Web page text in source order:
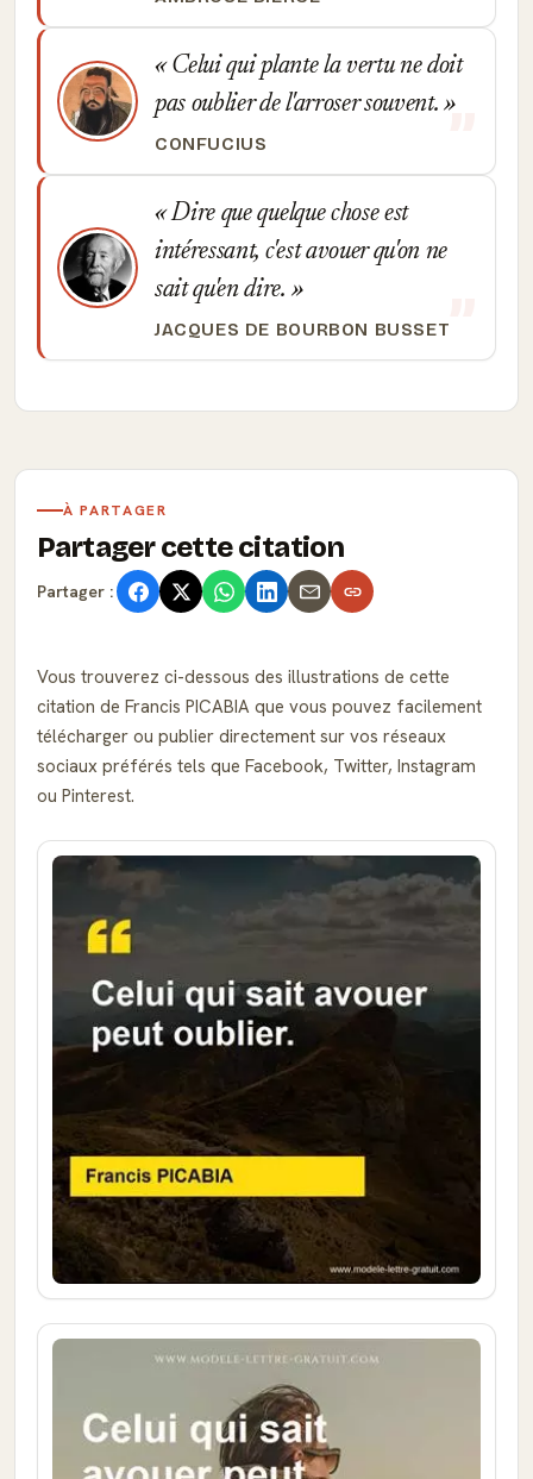
Celui qui plante la vertu ne doit
pas oublier de l'arroser souvent.
CONFUCIUS
Dire que quelque chose est
intéressant, c'est avouer qu'on ne
sait qu'en dire.
JACQUES DE BOURBON BUSSET
À PARTAGER
Partager cette citation
Partager :
Vous trouverez ci-dessous des illustrations de cette
citation de Francis PICABIA que vous pouvez facilement
télécharger ou publier directement sur vos réseaux
sociaux préférés tels que Facebook, Twitter, Instagram
ou Pinterest.